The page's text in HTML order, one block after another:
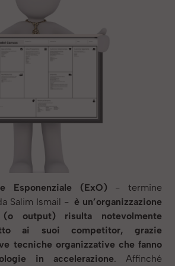
Esponenziale (ExO) - termine
Salim Ismail - è un’organizzazione
output) risulta notevolmente
ai suoi competitor, grazie
tecniche organizzative che fanno
in accelerazione. Affinché